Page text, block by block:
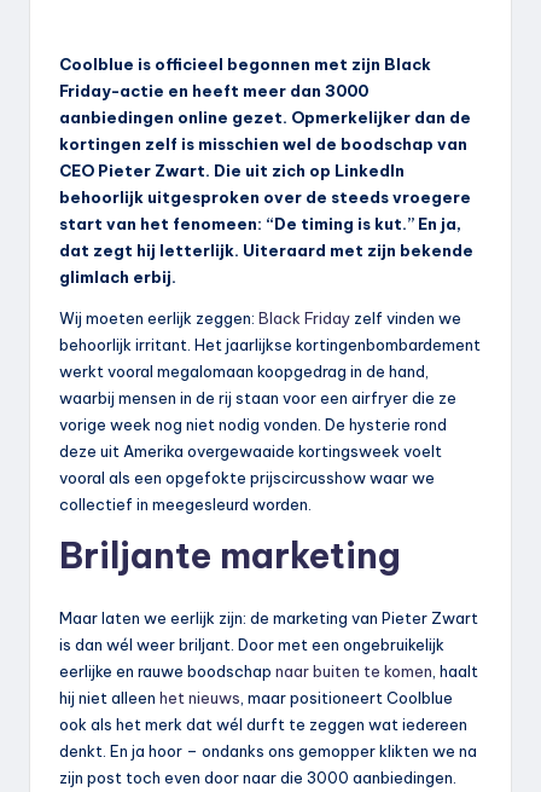
Coolblue is officieel begonnen met zijn Black
Friday-actie en heeft meer dan 3000
aanbiedingen online gezet. Opmerkelijker dan de
kortingen zelf is misschien wel de boodschap van
CEO Pieter Zwart. Die uit zich op LinkedIn
behoorlijk uitgesproken over de steeds vroegere
start van het fenomeen: “De timing is kut.” En ja,
dat zegt hij letterlijk. Uiteraard met zijn bekende
glimlach erbij.
Wij moeten eerlijk zeggen: Black Friday zelf vinden we
behoorlijk irritant. Het jaarlijkse kortingenbombardement
werkt vooral megalomaan koopgedrag in de hand,
waarbij mensen in de rij staan voor een airfryer die ze
vorige week nog niet nodig vonden. De hysterie rond
deze uit Amerika overgewaaide kortingsweek voelt
vooral als een opgefokte prijscircusshow waar we
collectief in meegesleurd worden.
Briljante marketing
Maar laten we eerlijk zijn: de marketing van Pieter Zwart
is dan wél weer briljant. Door met een ongebruikelijk
eerlijke en rauwe boodschap naar buiten te komen , haalt
hij niet alleen het nieuws , maar positioneert Coolblue
ook als het merk dat wél durft te zeggen wat iedereen
denkt. En ja hoor – ondanks ons gemopper klikten we na
zijn post toch even door naar die 3000 aanbiedingen.